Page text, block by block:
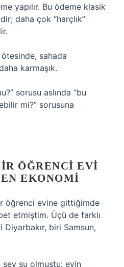
yapılır. Bu ödeme klasik
daha çok “harçlık”
sahada
karmaşık.
sorusu aslında “bu
mi?” sorusuna
ÖĞRENCI EVI
EKONOMI
öğrenci evine gittiğimde
etmiştim. Üçü de farklı
biri Samsun,
şu olmuştu: evin